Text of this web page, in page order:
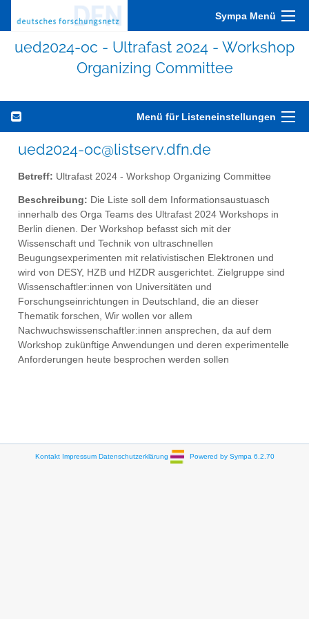
Sympa Menü
ued2024-oc - Ultrafast 2024 - Workshop
Organizing Committee
Menü für Listeneinstellungen
ued2024-oc@listserv.dfn.de
Betreff: Ultrafast 2024 - Workshop Organizing Committee
Beschreibung: Die Liste soll dem Informationsaustuasch
innerhalb des Orga Teams des Ultrafast 2024 Workshops in
Berlin dienen. Der Workshop befasst sich mit der
Wissenschaft und Technik von ultraschnellen
Beugungsexperimenten mit relativistischen Elektronen und
wird von DESY, HZB und HZDR ausgerichtet. Zielgruppe sind
Wissenschaftler:innen von Universitäten und
Forschungseinrichtungen in Deutschland, die an dieser
Thematik forschen, Wir wollen vor allem
Nachwuchswissenschaftler:innen ansprechen, da auf dem
Workshop zukünftige Anwendungen und deren experimentelle
Anforderungen heute besprochen werden sollen
Kontakt Impressum Datenschutzerklärung Powered by Sympa 6.2.70